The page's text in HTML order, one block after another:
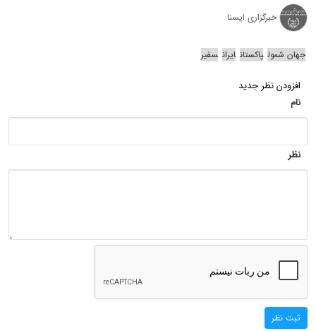
خبرگزاری ایسنا
جهان شمول پاکستان ایران سفیر
افزودن نظر جدید
نام
نظر
ثبت نظر